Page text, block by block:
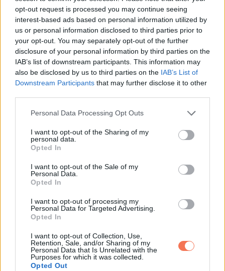
opt-out request is processed you may continue seeing
interest-based ads based on personal information utilized by
us or personal information disclosed to third parties prior to
your opt-out. You may separately opt-out of the further
disclosure of your personal information by third parties on the
IAB’s list of downstream participants. This information may
also be disclosed by us to third parties on the IAB’s List of
Downstream Participants that may further disclose it to other
Please note that this website/app uses one or more Google
not limited to your visit or usage behaviour. You may click to
grant or deny consent to Google and its third-party tags to
use your data for below specified purposes in below Google
consent section.
Personal Data Processing Opt Outs
I want to opt-out of the Sharing of my
personal data.
Opted In
I want to opt-out of the Sale of my
Personal Data.
Opted In
I want to opt-out of processing my
Personal Data for Targeted Advertising.
Opted In
I want to opt-out of Collection, Use,
Retention, Sale, and/or Sharing of my
Personal Data that Is Unrelated with the
Purposes for which it was collected.
Opted Out
melegségre. Gyakran játékos vagy nosztalgikus, és hamar
oldod a feszültséget. Mások melletted könnyebben
ellazulnak, mert elfogadónak éreznek.
Vörösáfonya
A vörösáfonya határozott íz, van benne csavar. Ha ezt
ha valami összetettebb, sőt, érdekel. Sok vörösáfonyás
ember érzelmileg tudatos, és akkor is kiáll magáért, ha
ezzel kilóg. A karakteredben van egy kellemes élesség, ami
Juharszirup
A juharszirup a türelemhez és a természetességhez
kapcsolódik. Ha ezt érzed magadhoz közel, valószínűleg
szereted, ha a dolgok időt kapnak. Értékeled a tartós
kapcsolatokat és a lassabb, nyugodt pillanatokat. Őszinte,
kiszámítható, érzelmileg stabil benyomást keltesz.